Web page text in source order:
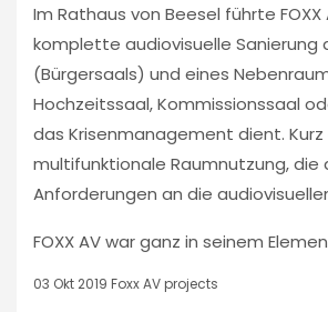
Im Rathaus von Beesel führte
komplette audiovisuelle Sanierung
(Bürgersaals) und eines
Hochzeitssaal, Kommissionssaal
das Krisenmanagement dient.
multifunktionale Raumnutzung, die
Anforderungen an die
FOXX AV war ganz in seinem
03 Okt 2019 Foxx AV projects